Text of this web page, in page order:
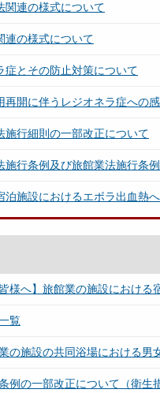
関連の様式について
連の様式について
症とその防止対策について
再開に伴うレジオネラ症への
施行細則の一部改正について
施行条例及び旅館業法施行条
泊施設におけるエボラ出血熱
様へ】旅館業の施設におけ
覧
の施設の共同浴場における男
例の一部改正について（衛生